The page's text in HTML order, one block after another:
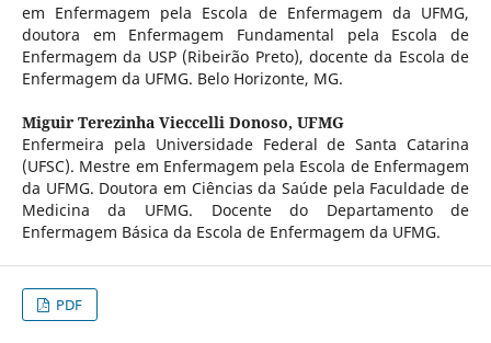
em Enfermagem pela Escola de Enfermagem da UFMG,
doutora em Enfermagem Fundamental pela Escola de
Enfermagem da USP (Ribeirão Preto), docente da Escola de
Enfermagem da UFMG. Belo Horizonte, MG.
Miguir Terezinha Vieccelli Donoso, UFMG
Enfermeira pela Universidade Federal de Santa Catarina
(UFSC). Mestre em Enfermagem pela Escola de Enfermagem
da UFMG. Doutora em Ciências da Saúde pela Faculdade de
Medicina da UFMG. Docente do Departamento de
Enfermagem Básica da Escola de Enfermagem da UFMG.
PDF